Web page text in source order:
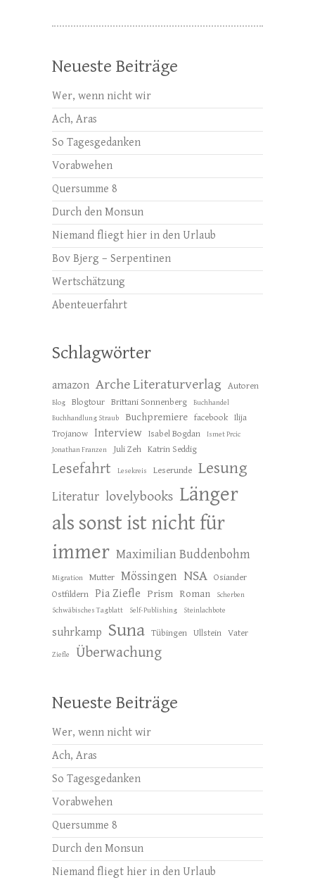
Neueste Beiträge
Wer, wenn nicht wir
Ach, Aras
So Tagesgedanken
Vorabwehen
Quersumme 8
Durch den Monsun
Niemand fliegt hier in den Urlaub
Bov Bjerg – Serpentinen
Wertschätzung
Abenteuerfahrt
Schlagwörter
amazon Arche Literaturverlag Autoren
Blog Blogtour Brittani Sonnenberg
Buchhandel
Buchhandlung Straub
Buchpremiere facebook Ilija
Trojanow
Interview Isabel Bogdan
Ismet Prcic
Jonathan Franzen
Juli Zeh Katrin Seddig
Lesefahrt Lesekreis Leserunde Lesung
Literatur lovelybooks Länger
als sonst ist nicht für
immer Maximilian Buddenbohm
Migration Mutter Mössingen NSA Osiander
Ostfildern Pia Ziefle Prism Roman
Scherben
Schwäbisches Tagblatt
Self-Publishing Steinlachbote
suhrkamp Suna Tübingen Ullstein Vater
Ziefle Überwachung
Neueste Beiträge
Wer, wenn nicht wir
Ach, Aras
So Tagesgedanken
Vorabwehen
Quersumme 8
Durch den Monsun
Niemand fliegt hier in den Urlaub